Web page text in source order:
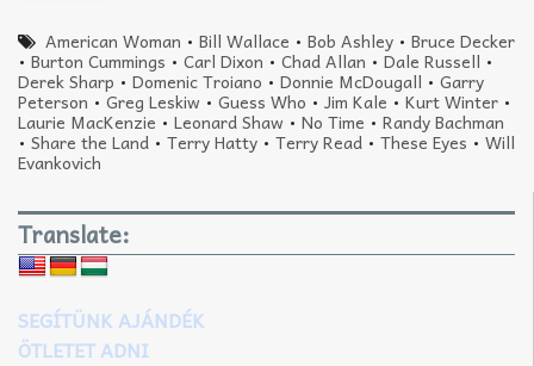
American Woman •Bill Wallace •Bob Ashley •Bruce Decker
• Burton Cummings • Carl Dixon • Chad Allan • Dale Russell •
Derek Sharp • Domenic Troiano • Donnie McDougall • Garry
Peterson • Greg Leskiw • Guess Who • Jim Kale • Kurt Winter •
Laurie MacKenzie • Leonard Shaw • No Time • Randy Bachman
• Share the Land • Terry Hatty • Terry Read • These Eyes • Will
Evankovich
Translate:
SEGÍTÜNK AJÁNDÉK
ÖTLETET ADNI